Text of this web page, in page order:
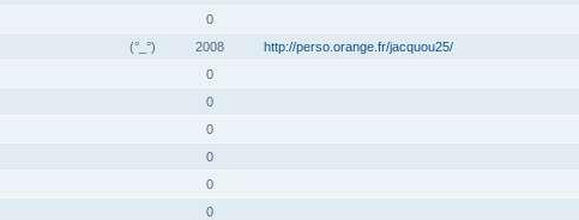
0
(°_°)
2008 http://perso.orange.fr/jacquou25/
0
0
0
0
0
0